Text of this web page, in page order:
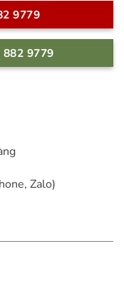
9779
882 9779
Zalo)